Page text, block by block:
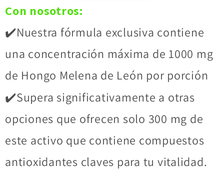
Con nosotros:
✔️Nuestra fórmula exclusiva contiene
una concentración máxima de 1000 mg
de Hongo Melena de León por porción
✔️Supera significativamente a otras
opciones que ofrecen solo 300 mg de
este activo que contiene compuestos
antioxidantes claves para tu vitalidad.